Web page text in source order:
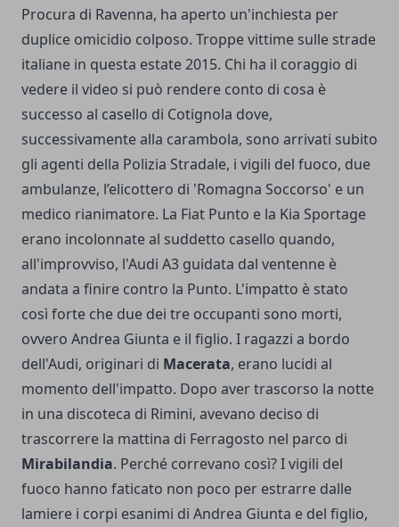
Procura di Ravenna, ha aperto un'inchiesta per
duplice omicidio colposo. Troppe vittime sulle strade
italiane in questa estate 2015. Chi ha il coraggio di
vedere il video si può rendere conto di cosa è
successo al casello di Cotignola dove,
successivamente alla carambola, sono arrivati subito
gli agenti della Polizia Stradale, i vigili del fuoco, due
ambulanze, l’elicottero di 'Romagna Soccorso' e un
medico rianimatore. La Fiat Punto e la Kia Sportage
erano incolonnate al suddetto casello quando,
all'improvviso, l'Audi A3 guidata dal ventenne è
andata a finire contro la Punto. L'impatto è stato
così forte che due dei tre occupanti sono morti,
ovvero Andrea Giunta e il figlio. I ragazzi a bordo
dell'Audi, originari di Macerata, erano lucidi al
momento dell'impatto. Dopo aver trascorso la notte
in una discoteca di Rimini, avevano deciso di
trascorrere la mattina di Ferragosto nel parco di
Mirabilandia. Perché correvano così? I vigili del
fuoco hanno faticato non poco per estrarre dalle
lamiere i corpi esanimi di Andrea Giunta e del figlio,